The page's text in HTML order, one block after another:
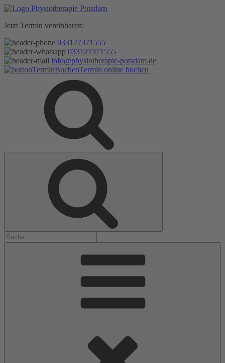
Zum
springen
Jetzt Termin vereinbaren:
033127371555
033127371555
info@physiotherapie-potsdam.de
Termin online buchen